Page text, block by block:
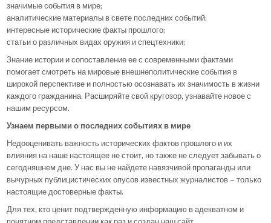
значимые события в мире;
аналитические материалы в свете последних событий;
интересные исторические факты прошлого;
статьи о различных видах оружия и спецтехники;
Знание истории и сопоставление ее с современными фактами
помогает смотреть на мировые внешнеполитические события в
широкой перспективе и полностью осознавать их значимость в жизни
каждого гражданина. Расширяйте свой кругозор, узнавайте новое с
нашим ресурсом.
Узнаем первыми о последних событиях в мире
Недооценивать важность исторических фактов прошлого и их
влияния на наше настоящее не стоит, но также не следует забывать о
сегодняшнем дне. У нас вы не найдете навязчивой пропаганды или
вычурных публицистических опусов известных журналистов – только
настоящие достоверные факты.
Для тех, кто ценит подтвержденную информацию в адекватном и